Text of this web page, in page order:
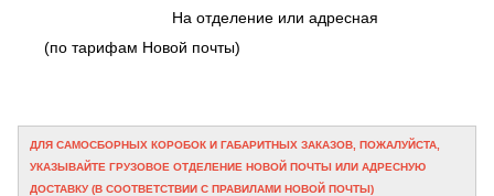
На отделение или адресная
(по тарифам Новой почты)
ДЛЯ САМОСБОРНЫХ КОРОБОК И ГАБАРИТНЫХ ЗАКАЗОВ, ПОЖАЛУЙСТА,
УКАЗЫВАЙТЕ ГРУЗОВОЕ ОТДЕЛЕНИЕ НОВОЙ ПОЧТЫ ИЛИ АДРЕСНУЮ
ДОСТАВКУ (В СООТВЕТСТВИИ С ПРАВИЛАМИ НОВОЙ ПОЧТЫ)